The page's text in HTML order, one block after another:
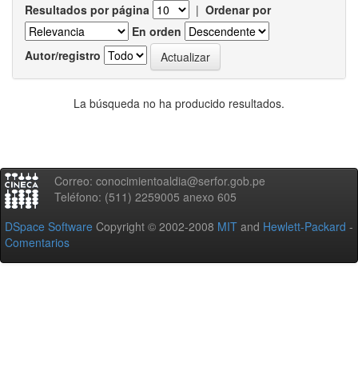
Resultados por página | Ordenar por
En orden
Autor/registro
La búsqueda no ha producido resultados.
Correo: conocimientoaldia@serfor.gob.pe
Teléfono: (511) 2259005 anexo 605
DSpace Software Copyright © 2002-2008 MIT and Hewlett-Packard -
Comentarios